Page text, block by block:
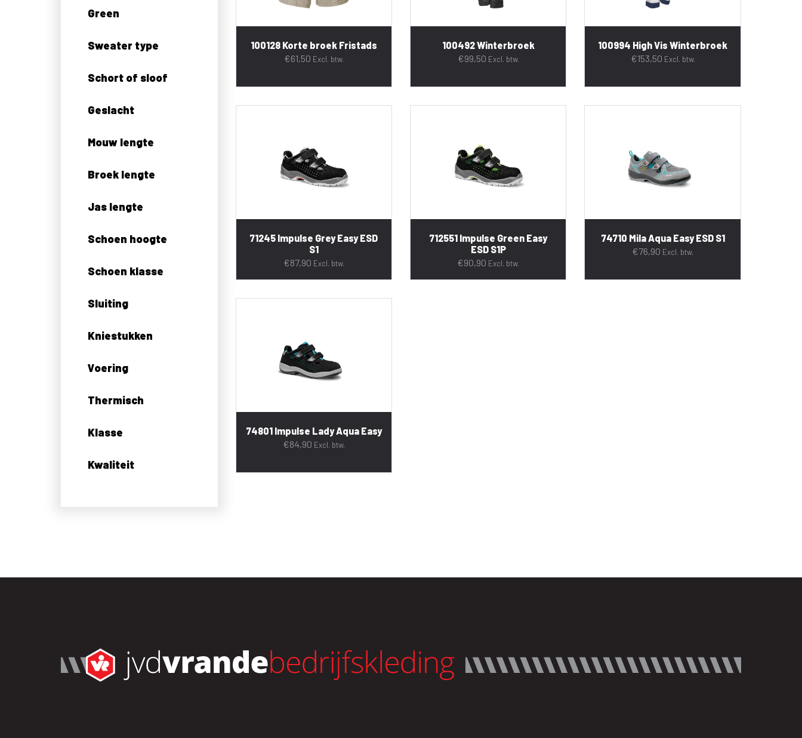
Green
Sweater type
Schort of sloof
Geslacht
Mouw lengte
Broek lengte
Jas lengte
Schoen hoogte
Schoen klasse
Sluiting
Kniestukken
Voering
Thermisch
Klasse
Kwaliteit
100128 Korte broek Fristads
€61,50 Excl. btw.
100492 Winterbroek
€99,50 Excl. btw.
100994 High Vis Winterbroek
€153,50 Excl. btw.
71245 Impulse Grey Easy ESD
S1
€87,90 Excl. btw.
712551 Impulse Green Easy
ESD S1P
€90,90 Excl. btw.
74710 Mila Aqua Easy ESD S1
€76,90 Excl. btw.
74801 Impulse Lady Aqua Easy
€84,90 Excl. btw.